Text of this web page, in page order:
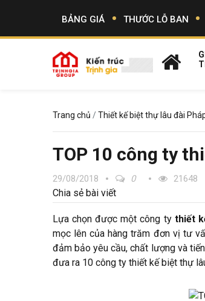
BẢNG GIÁ THƯỚC LỖ BAN
Trang chủ Thiết kế biệt thự lâu đài
TOP 10 công ty
29/08/2018 0 21648
Chia sẻ bài viết
Lựa chọn được một công ty thiết
mọc lên của hàng trăm đơn vị tư
đảm bảo yêu cầu, chất lượng và
đưa ra 10 công ty thiết kế biệt thự